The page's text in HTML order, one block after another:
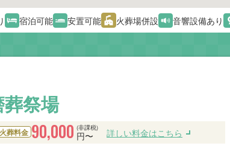
宿泊可能 安置可能 火葬場併設 音響設備あり
祭場
火葬料金 (非課税)
90,000 円〜 詳しい料金はこちら